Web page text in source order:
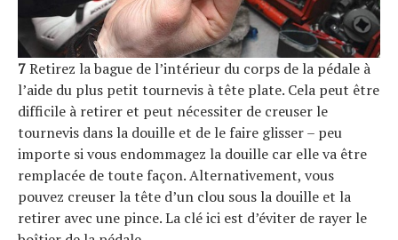
7Retirez la bague de l’intérieur du corps de la pédale à
l’aide du plus petit tournevis à tête plate. Cela peut être
difficile à retirer et peut nécessiter de creuser le
tournevis dans la douille et de le faire glisser – peu
importe si vous endommagez la douille car elle va être
remplacée de toute façon. Alternativement, vous
pouvez creuser la tête d’un clou sous la douille et la
retirer avec une pince. La clé ici est d’éviter de rayer le